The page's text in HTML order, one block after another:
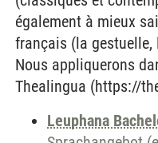
également à mieux
français (la gestuelle,
Nous appliquerons
Thealingua (https://
Leuphana